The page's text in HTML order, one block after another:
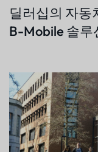
딜러십의 자동
B-Mobile 솔루